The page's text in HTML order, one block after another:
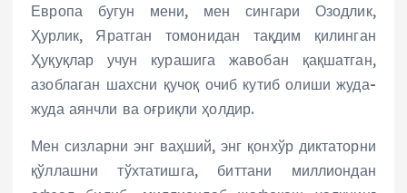
Европа бугун мени, мен сингари Озодлик,
Ҳурлик, Яратган томонидан тақдим қилинган
Ҳуқуқлар учун курашига жавобан қақшатган,
азоблаган шахсни қучоқ очиб кутиб олиши жуда-
жуда аянчли ва оғриқли ҳолдир.
Мен сизларни энг ваҳший, энг қонхўр диктаторни
қўллашни тўхтатишга, биттани миллиондан